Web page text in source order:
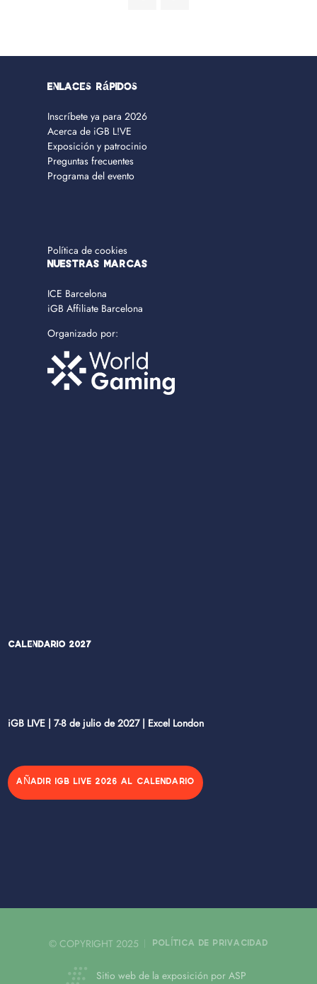
Enlaces rápidos
Inscríbete ya para 2026
Acerca de iGB L!VE
Exposición y patrocinio
Preguntas frecuentes
Programa del evento
Política de cookies
NUESTRAS MARCAS
ICE Barcelona
iGB Affiliate Barcelona
Organizado por:
Calendario 2027
iGB LIVE | 7-8 de julio de 2027 | Excel London
AÑADIR IGB LIVE 2026 AL CALENDARIO
© COPYRIGHT 2025 POLÍTICA DE PRIVACIDAD
Sitio web de la exposición por ASP